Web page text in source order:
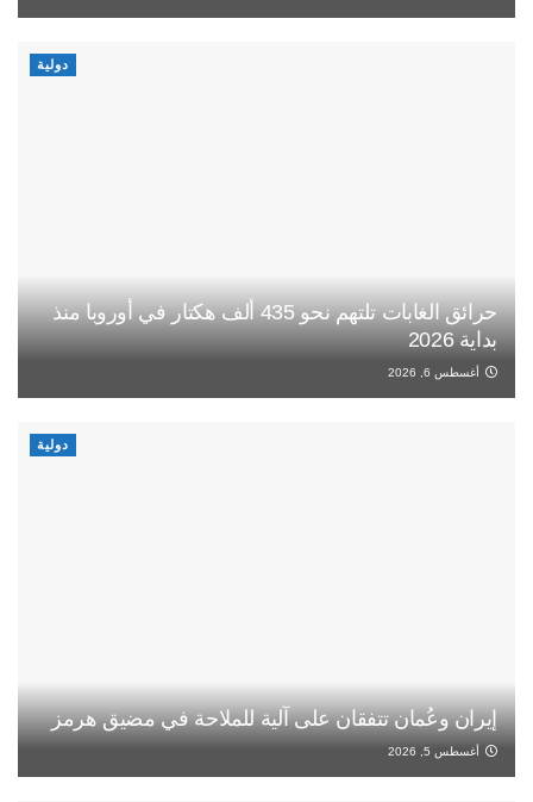
دولية
حرائق الغابات تلتهم نحو 435 ألف هكتار في أوروبا منذ
بداية 2026
أغسطس 6, 2026
دولية
إيران وعُمان تتفقان على آلية للملاحة في مضيق هرمز
أغسطس 5, 2026